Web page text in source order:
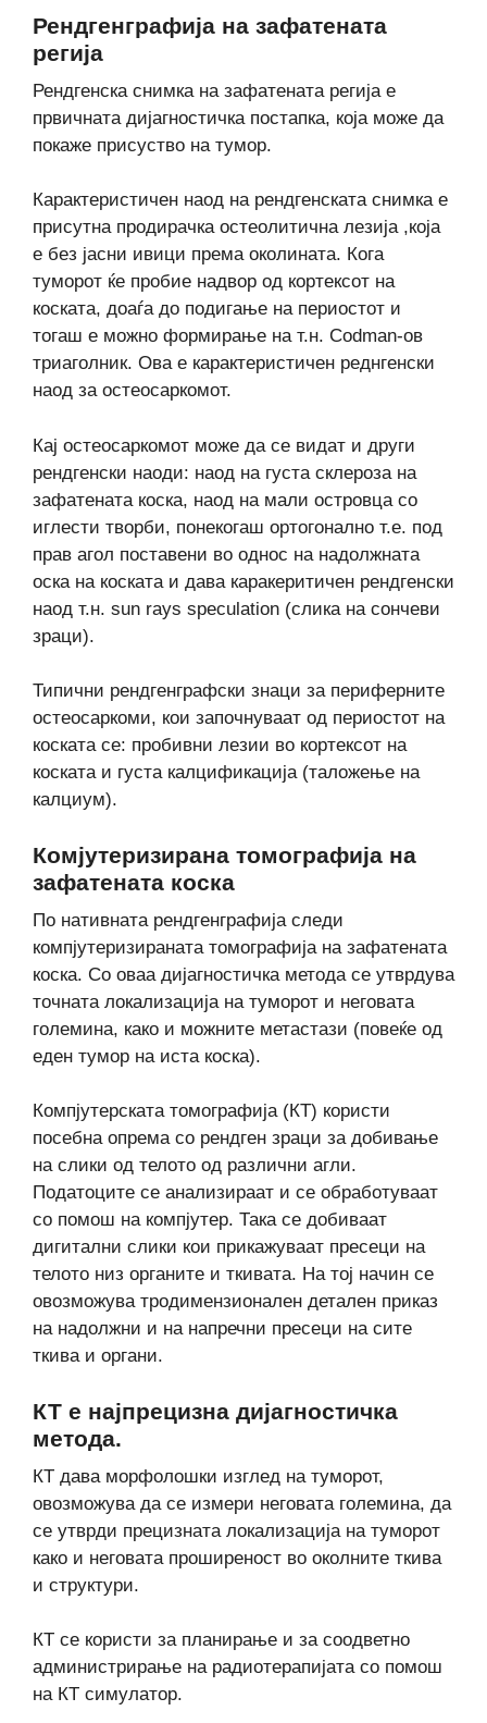
Рендгенграфија на зафатената
регија
Рендгенска снимка на зафатената регија е
првичната дијагностичка постапка, која може да
покаже присуство на тумор.
Карактеристичен наод на рендгенската снимка е
присутна продирачка остеолитична лезија ,која
е без јасни ивици према околината. Кога
туморот ќе пробие надвор од кортексот на
коската, доаѓа до подигање на периостот и
тогаш е можно формирање на т.н. Codman-ов
триаголник. Ова е карактеристичен реднгенски
наод за остеосаркомот.
Кај остеосаркомот може да се видат и други
рендгенски наоди: наод на густа склероза на
зафатената коска, наод на мали островца со
иглести творби, понекогаш ортогонално т.е. под
прав агол поставени во однос на надолжната
оска на коската и дава каракеритичен рендгенски
наод т.н. sun raуs speculation (слика на сончеви
зраци).
Типични рендгенграфски знаци за периферните
остеосаркоми, кои започнуваат од периостот на
коската се: пробивни лезии во кортексот на
коската и густа калцификација (таложење на
калциум).
Комјутеризирана томографија на
зафатената коска
По нативната рендгенграфија следи
компјутеризираната томографија на зафатената
коска. Со оваа дијагностичка метода се утврдува
точната локализација на туморот и неговата
големина, како и можните метастази (повеќе од
еден тумор на иста коска).
Компјутерската томографија (КТ) користи
посебна опрема со рендген зраци за добивање
на слики од телото од различни агли.
Податоците се анализираат и се обработуваат
со помош на компјутер. Така се добиваат
дигитални слики кои прикажуваат пресеци на
телото низ органите и ткивата. На тој начин се
овозможува тродимензионален детален приказ
на надолжни и на напречни пресеци на сите
ткива и органи.
КТ е најпрецизна дијагностичка
метода.
КТ дава морфолошки изглед на туморот,
овозможува да се измери неговата големина, да
се утврди прецизната локализација на туморот
како и неговата проширеност во околните ткива
и структури.
КТ се користи за планирање и за соодветно
администрирање на радиотерапијата со помош
на КТ симулатор.